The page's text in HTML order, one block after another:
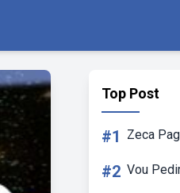
Top Post
#1 Zeca
#2 Vou